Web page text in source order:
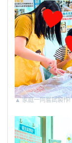
▲家庭一同嘗試製作!